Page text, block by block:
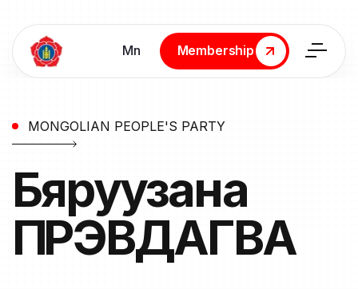
Мn
Membership
Membership
MONGOLIAN PEOPLE'S PARTY
Бяруузана
ПҮРЭВДАГВА